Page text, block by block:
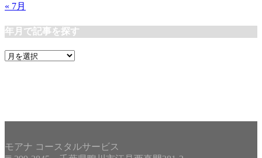
« 7月
年月で記事を探す
年
モアナ コースタルサービス